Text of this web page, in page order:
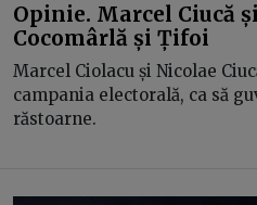
Opinie. Marcel Ciucă
Cocomârlă și Țifoi
Marcel Ciolacu și Nicolae
campania electorală, ca să
răstoarne.